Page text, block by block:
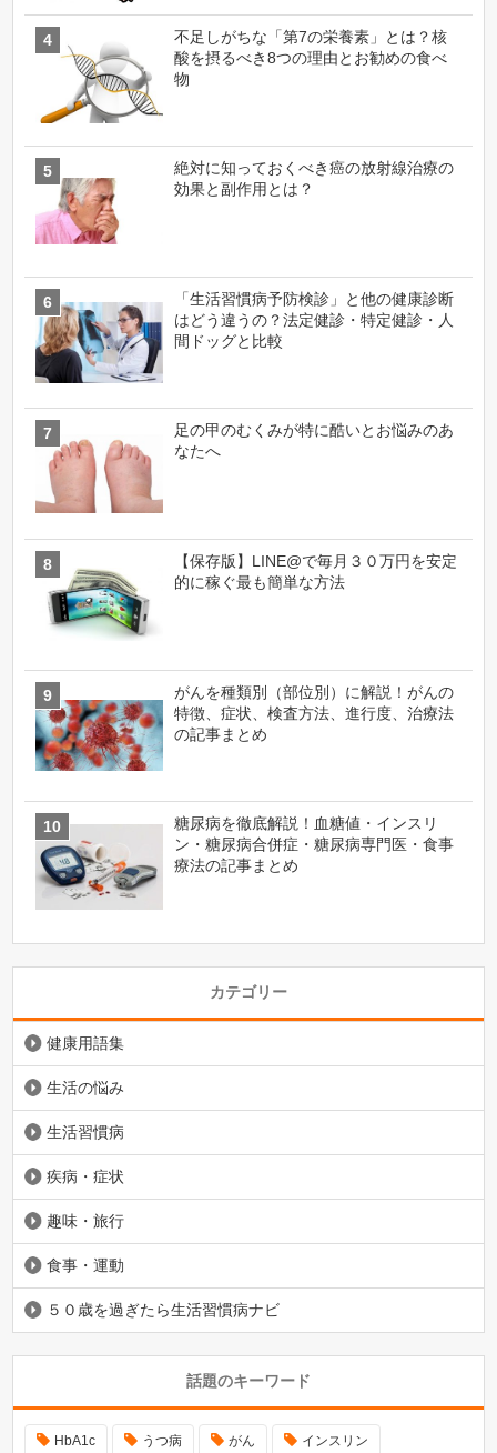
不足しがちな「第7の栄養素」とは？核
酸を摂るべき8つの理由とお勧めの食べ
物
絶対に知っておくべき癌の放射線治療の
効果と副作用とは？
「生活習慣病予防検診」と他の健康診断
はどう違うの？法定健診・特定健診・人
間ドッグと比較
足の甲のむくみが特に酷いとお悩みのあ
なたへ
【保存版】LINE@で毎月３０万円を安定
的に稼ぐ最も簡単な方法
がんを種類別（部位別）に解説！がんの
特徴、症状、検査方法、進行度、治療法
の記事まとめ
糖尿病を徹底解説！血糖値・インスリ
ン・糖尿病合併症・糖尿病専門医・食事
療法の記事まとめ
カテゴリー
健康用語集
生活の悩み
生活習慣病
疾病・症状
趣味・旅行
食事・運動
５０歳を過ぎたら生活習慣病ナビ
話題のキーワード
HbA1c うつ病 がん インスリン